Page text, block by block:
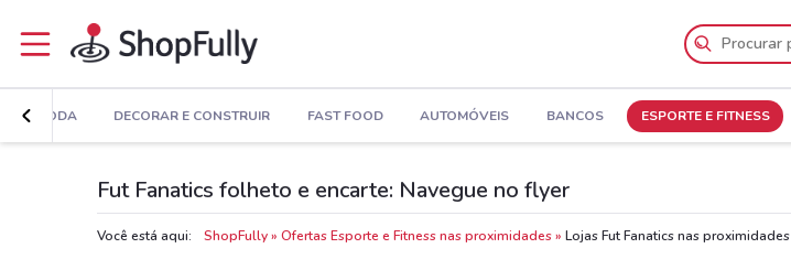
MODA DECORAR E CONSTRUIR FAST FOOD AUTOMÓVEIS BANCOS ESPORTE E FITNESS
Fut Fanatics folheto e encarte: Navegue no flyer
Você está aqui: ShopFully Ofertas Esporte e Fitness nas proximidades Lojas Fut Fanatics nas proximidades